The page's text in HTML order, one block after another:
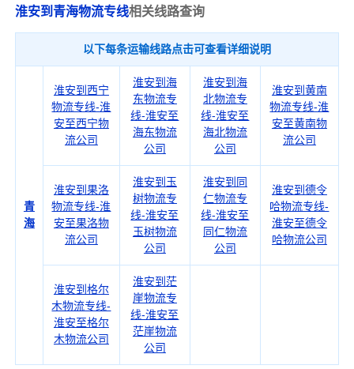
淮安到青海物流专线相关线路查询
以下每条运输线路点击可查看详细说明
青
海
淮安到西宁
物流专线-淮
安至西宁物
流公司
淮安到海
东物流专
线-淮安至
海东物流
公司
淮安到海
北物流专
线-淮安至
海北物流
公司
淮安到黄南
物流专线-淮
安至黄南物
流公司
淮安到果洛
物流专线-淮
安至果洛物
流公司
淮安到玉
树物流专
线-淮安至
玉树物流
公司
淮安到同
仁物流专
线-淮安至
同仁物流
公司
淮安到德令
哈物流专线-
淮安至德令
哈物流公司
淮安到格尔
木物流专线-
淮安至格尔
木物流公司
淮安到茫
崖物流专
线-淮安至
茫崖物流
公司